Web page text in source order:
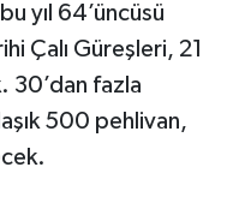
yıl 64’üncüsü
Çalı Güreşleri, 21
30’dan fazla
500 pehlivan,